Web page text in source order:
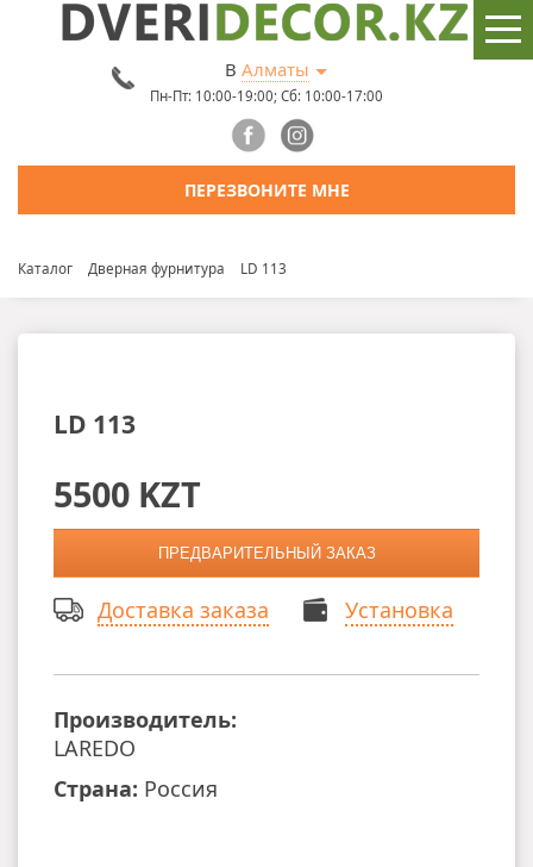
В Алматы
Пн-Пт: 10:00-19:00; Сб: 10:00-17:00
ПЕРЕЗВОНИТЕ МНЕ
Каталог Дверная фурнитура LD 113
LD 113
5500 KZT
Доставка заказа Установка
Производитель:
LAREDO
Страна: Россия